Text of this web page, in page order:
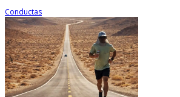
Conductas